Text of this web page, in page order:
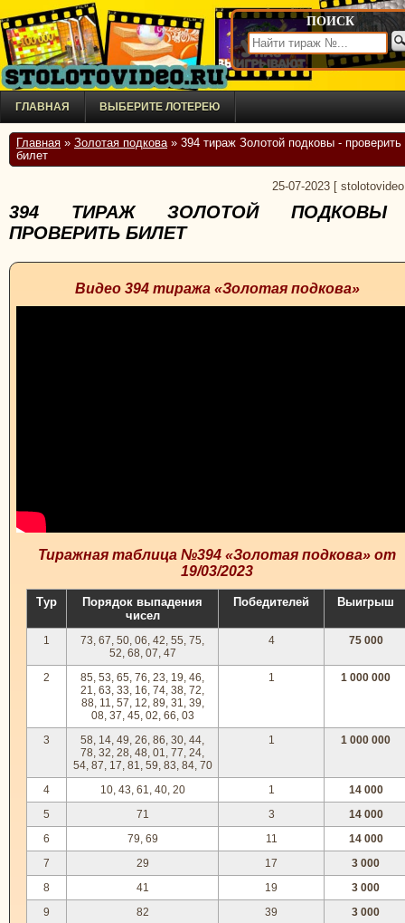
ПОИСК
ГЛАВНАЯ ВЫБЕРИТЕ ЛОТЕРЕЮ
Главная » Золотая подкова» 394 тираж Золотой подковы - проверить
билет
25-07-2023
394 ТИРАЖ ЗОЛОТОЙ
ПРОВЕРИТЬ БИЛЕТ
Видео 394 тиража «Золотая подкова»
Тиражная таблица №394 «Золотая подкова» от
19/03/2023
Тур
Порядок выпадения
чисел
Победителей Выигрыш
1
73, 67, 50, 06, 42, 55, 75,
52, 68, 07, 47
4 75 000
2
85, 53, 65, 76, 23, 19, 46,
21, 63, 33, 16, 74, 38, 72,
88, 11, 57, 12, 89, 31, 39,
08, 37, 45, 02, 66, 03
1 1 000 000
3
58, 14, 49, 26, 86, 30, 44,
78, 32, 28, 48, 01, 77, 24,
54, 87, 17, 81, 59, 83, 84, 70
1 1 000 000
4 10, 43, 61, 40, 20 1
14 000
5
71 3
14 000
6
79, 69 11
14 000
7
29 17
3 000
8
41 19
3 000
9
82 39
3 000